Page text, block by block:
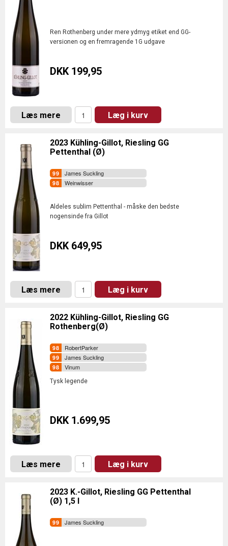
Ren Rothenberg under mere ydmyg etiket end GG-
versionen og en fremragende 1G udgave
DKK 199,95
Læs mere Læg i kurv
2023 Kühling-Gillot, Riesling GG
Pettenthal (Ø)
James Suckling
Weinwisser
Aldeles sublim Pettenthal - måske den bedste
nogensinde fra Gillot
DKK 649,95
Læs mere Læg i kurv
2022 Kühling-Gillot, Riesling GG
Rothenberg(Ø)
RobertParker
James Suckling
Vinum
Tysk legende
DKK 1.699,95
Læs mere Læg i kurv
2023 K.-Gillot, Riesling GG Pettenthal
(Ø) 1,5 l
James Suckling